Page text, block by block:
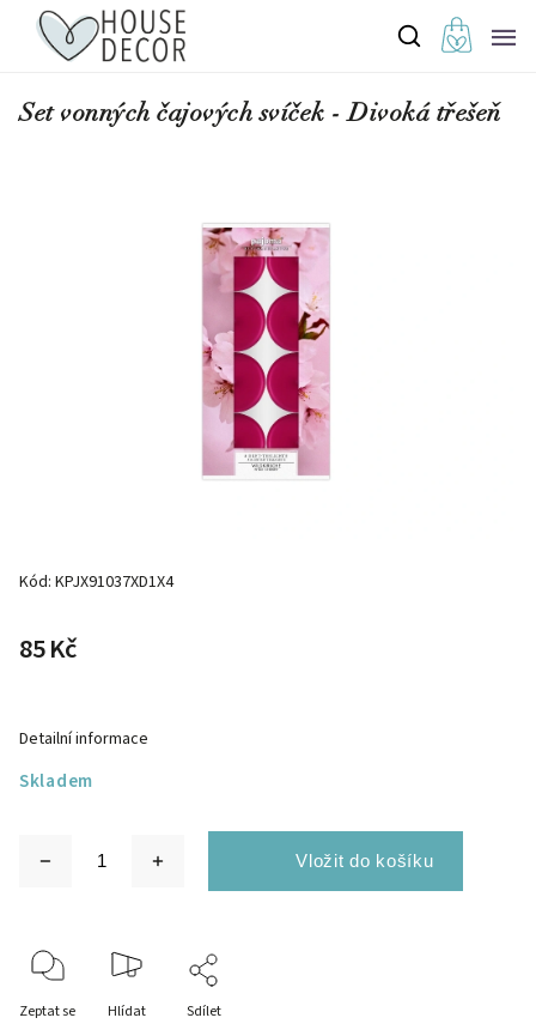
Set vonných čajových svíček - Divoká třešeň
Kód: KPJX91037XD1X4
85 Kč
Skladem
Detailní informace
Zeptat se Hlídat Sdílet